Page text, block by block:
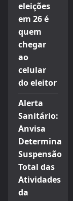
eleições
em 26 é
quem
chegar
ao
celular
do eleitor
Alerta
Sanitário:
Anvisa
Determina
Suspensão
Total das
Atividades
da